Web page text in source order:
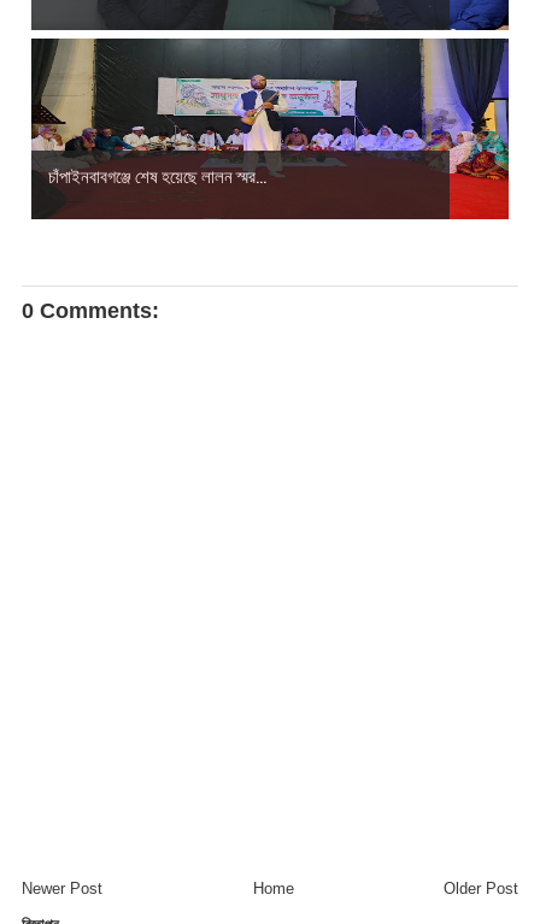
চাঁপাইনবাবগঞ্জে শেষ হয়েছে লালন স্মর...
0 Comments:
Newer Post Older Post
Home